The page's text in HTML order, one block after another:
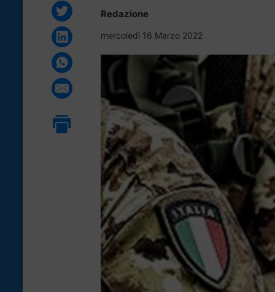
Redazione
mercoledì 16 Marzo 2022